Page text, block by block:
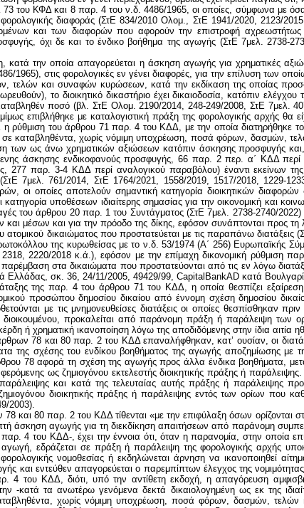
73 του ΚΦΔ και 8 παρ. 4 του ν.δ. 4486/1965, οι οποίες, σύμφωνα με
φορολογικής διαφοράς (ΣτΕ 834/2010 Ολομ., ΣτΕ 1941/2020,
και των διαφορών που αφορούν την επιστροφή αχρεωστήτως
όχι δε και το ένδικο βοήθημα της αγωγής (ΣτΕ 7μελ.
την οποία απαγορεύεται η άσκηση αγωγής για χρηματικές
1965), στις φορολογικές εν γένει διαφορές, για την επίλυση των
και συναφών κυρώσεων, κατά την εκδίκαση της οποίας
το διοικητικό δικαστήριο έχει δικαιοδοσία, κατόπιν
ποσό (βλ. ΣτΕ Ολομ. 2190/2014, 248-249/2008, ΣτΕ
επιβλήθηκε με καταλογιστική πράξη της φορολογικής αρχής
ρύθμιση του άρθρου 71 παρ. 4 του ΚΔΔ, με την οποία
σε καταβληθέντα, χωρίς νόμιμη υποχρέωση, ποσά φόρων, δασμών,
των ως άνω χρηματικών αξιώσεων κατόπιν άσκησης προσφυγής
άσκησης ενδικοφανούς προσφυγής, 66 παρ. 2 περ. α΄ ΚΔΔ
277 παρ. 3-4 ΚΔΔ περί αναλογικού παραβόλου) έναντι εκείνων
(ΣτΕ 7μελ. 761/2014, ΣτΕ 1764/2021, 1558/2019, 1517/2018, 1229-
οι οποίες αποτελούν σημαντική κατηγορία διοικητικών
κατηγορία υποθέσεων ιδιαίτερης σημασίας για την οικονομική και
του άρθρου 20 παρ. 1 του Συντάγματος (ΣτΕ 7μελ. 2738-2740/
μέσων και για την πρόοδο της δίκης, εφόσον συνάπτονται προς τη
δικαιώματος που προστατεύεται με τις παραπάνω
της κυρωθείσας με το ν.δ. 53/1974 (Α΄ 256) Ευρωπαϊκής
2220/2018 κ.ά.), εφόσον με την επίμαχη δικονομική ρύθμιση
στα δικαιώματα που προστατεύονται από τις εν λόγω
Ελλάδας, σκ. 36, 24/11/2005, 49429/99, CapitalBankAD κατά
της παρ. 4 του άρθρου 71 του ΚΔΔ, η οποία θεσπίζει
προσώπου δημοσίου δικαίου από έννομη σχέση δημοσίου
με τις μνημονευθείσες διατάξεις οι οποίες
προκαλείται από παράνομη πράξη ή παράλειψη των
ή χρηματική ικανοποίηση λόγω της αποδιδόμενης στην ίδια
78 και 80 παρ. 2 του ΚΔΔ επαναλήφθηκαν, κατ’ ουσίαν, οι
της σχέσης του ενδίκου βοηθήματος της αγωγής αποζημίωσης
78 αφορά τη σχέση της αγωγής προς άλλα ένδικα βοηθήματα,
ως ζημιογόνου εκτελεστής διοικητικής πράξης ή
παράλειψης και κατά της τελευταίας αυτής πράξης ή
διοικητικής πράξης ή παράλειψης εντός των ορίων
2003).
και 80 παρ. 2 του ΚΔΔ τίθενται «με την επιφύλαξη όσων ορίζονται
άσκηση αγωγής για τη διεκδίκηση απαιτήσεων από παράνομη
4 του ΚΔΔ-, έχει την έννοια ότι, όταν η παρανομία, στην οποία
αγωγή, εδράζεται σε πράξη ή παράλειψη της φορολογικής αρχής
νομοθεσίας ή εκδηλώνεται άρνηση να ικανοποιηθεί
και εντεύθεν απαγορεύεται ο παρεμπίπτων έλεγχος της
4 του ΚΔΔ, διότι, υπό την αντίθετη εκδοχή, η απαγόρευση
-κατά τα ανωτέρω γενόμενα δεκτά δικαιολογημένη ως εκ της
χωρίς νόμιμη υποχρέωση, ποσά φόρων, δασμών,